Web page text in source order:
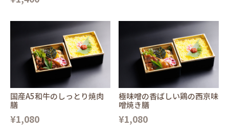
国産A5和牛のしっとり焼肉
膳
¥1,080
極味噌の香ばしい鶏の西京味
噌焼き膳
¥1,080